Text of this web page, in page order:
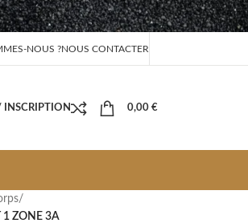
NOUS ?NOUS CONTACTER
0,00 €
/
1 ZONE 3A